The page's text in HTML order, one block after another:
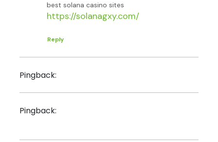
best solana casino sites
https://solanagxy.com/
Reply
Pingback:
Pingback: